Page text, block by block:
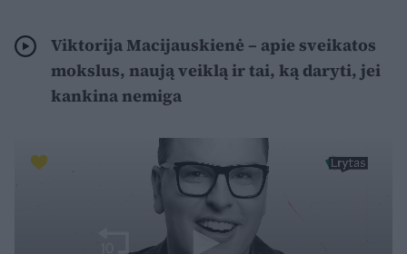
Viktorija Macijauskienė – apie sveikatos
mokslus, naują veiklą ir tai, ką daryti, jei
kankina nemiga